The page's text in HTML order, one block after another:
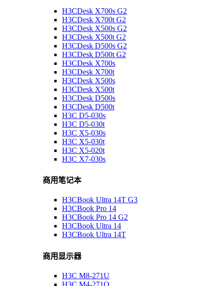
H3CDesk X700s G2
H3CDesk X700t G2
H3CDesk X500s G2
H3CDesk X500t G2
H3CDesk D500s G2
H3CDesk D500t G2
H3CDesk X700s
H3CDesk X700t
H3CDesk X500s
H3CDesk X500t
H3CDesk D500s
H3CDesk D500t
H3C D5-030s
H3C D5-030t
H3C X5-030s
H3C X5-030t
H3C X5-020t
H3C X7-030s
商用笔记本
H3CBook Ultra 14T G3
H3CBook Pro 14
H3CBook Pro 14 G2
H3CBook Ultra 14
H3CBook Ultra 14T
商用显示器
H3C M8-271U
H3C M4-271Q